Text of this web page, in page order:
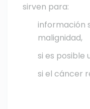
sirven para:
información
malignidad,
si es posible
si el cáncer